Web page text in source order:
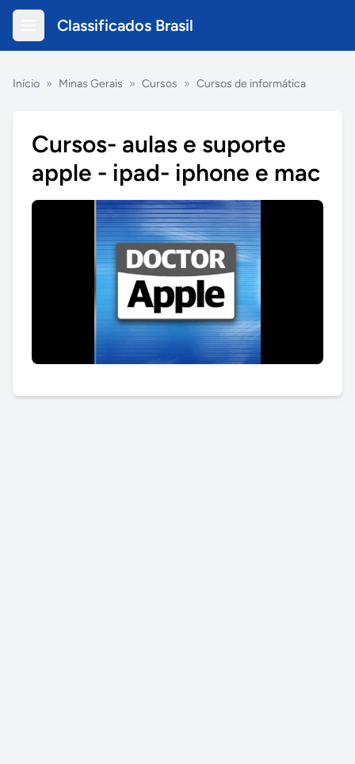
Classificados Brasil
Início » Minas Gerais » Cursos » Cursos de informática
Cursos- aulas e suporte
apple - ipad- iphone e mac